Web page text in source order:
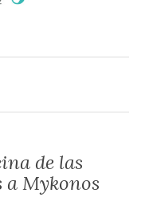
de las
a Mykonos